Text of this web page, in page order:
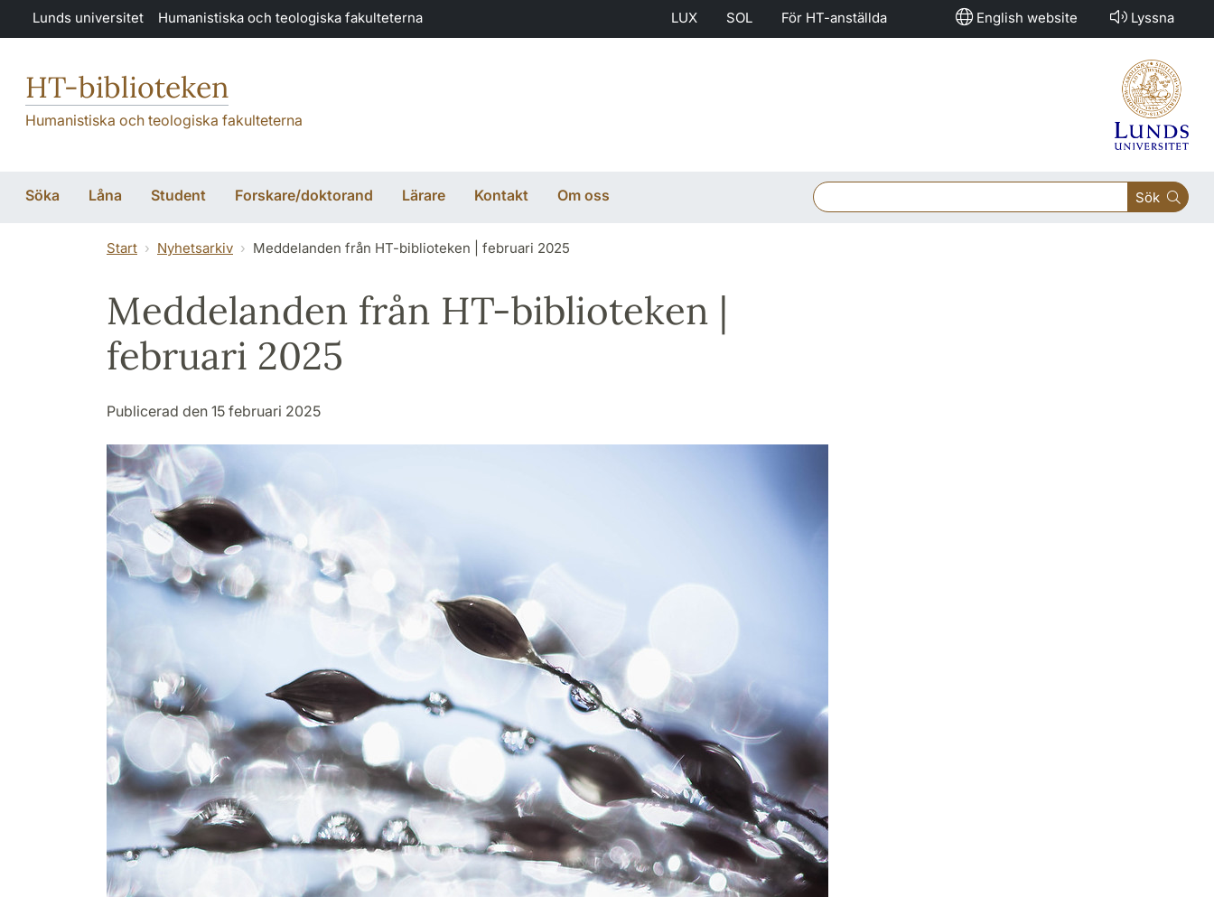
Hoppa till huvudinnehåll
Lunds universitet Humanistiska och teologiska fakulteterna LUX SOL För HT-anställda English website Lyssna
HT-biblioteken
Humanistiska och teologiska fakulteterna
Söka Låna Student Forskare/doktorand Lärare Kontakt Om oss Sök
Start Nyhetsarkiv Meddelanden från HT-biblioteken | februari 2025
Meddelanden från HT-biblioteken |
februari 2025
Publicerad den 15 februari 2025